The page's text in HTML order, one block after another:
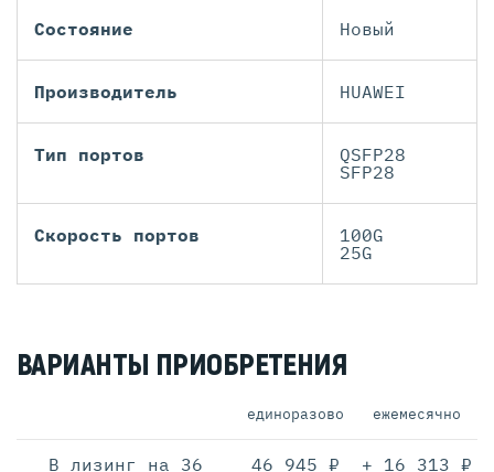
Состояние Новый
Производитель HUAWEI
Тип портов
QSFP28
SFP28
Скорость портов
100G
25G
ВАРИАНТЫ ПРИОБРЕТЕНИЯ
единоразово ежемесячно
В лизинг на 36
46 945 ₽ + 16 313 ₽